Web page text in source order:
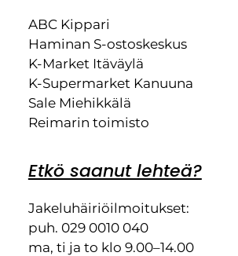
ABC Kippari
Haminan S-ostoskeskus
K-Market Itäväylä
K-Supermarket Kanuuna
Sale Miehikkälä
Reimarin toimisto
Etkö saanut lehteä?
Jakeluhäiriöilmoitukset:
puh. 029 0010 040
ma, ti ja to klo 9.00–14.00